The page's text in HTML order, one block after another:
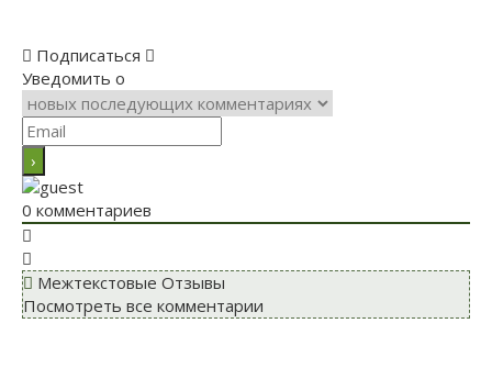
Подписаться
Уведомить о
0 комментариев
Межтекстовые Отзывы
Посмотреть все комментарии